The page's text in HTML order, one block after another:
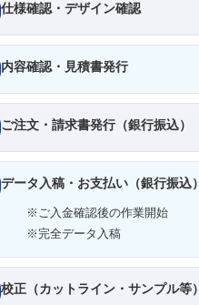
仕様確認・デザイン確認
内容確認・見積書発行
ご注文・請求書発行（銀行振込）
データ入稿・お支払い（銀行振込）
※ご入金確認後の作業開始
※完全データ入稿
校正（カットライン・サンプル等）